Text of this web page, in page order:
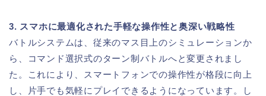
3. スマホに最適化された手軽な操作性と奥深い戦略性
バトルシステムは、従来のマス目上のシミュレーションか
ら、コマンド選択式のターン制バトルへと変更されまし
た。これにより、スマートフォンでの操作性が格段に向上
し、片手でも気軽にプレイできるようになっています。し